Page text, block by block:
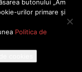
· Dezvoltat de
butonului „Am
urilor primare și
Politica de